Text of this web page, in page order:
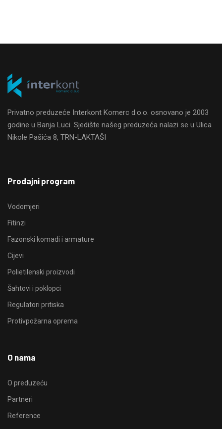
Privatno preduzeće Interkont Komerc d.o.o. osnovano je 2003
godine u Banja Luci. Sjedište našeg preduzeća nalazi se u Ulica
Nikole Pašića 8, TRN-LAKTAŠI
Prodajni program
Vodomjeri
Fitinzi
Fazonski komadi i armature
Cijevi
Polietilenski proizvodi
Šahtovi i poklopci
Regulatori pritiska
Protivpožarna oprema
O nama
O preduzeću
Partneri
Reference